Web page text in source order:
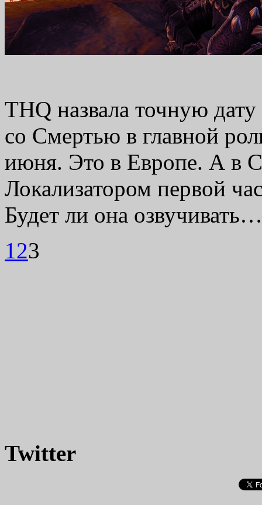
THQ назвала точную
со Смертью в главной
июня. Это в Европе. А в
Локализатором первой
Будет ли она
123
Twitter